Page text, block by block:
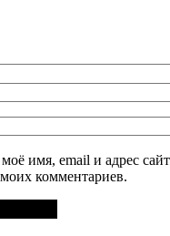
имя, email и адрес
комментариев.